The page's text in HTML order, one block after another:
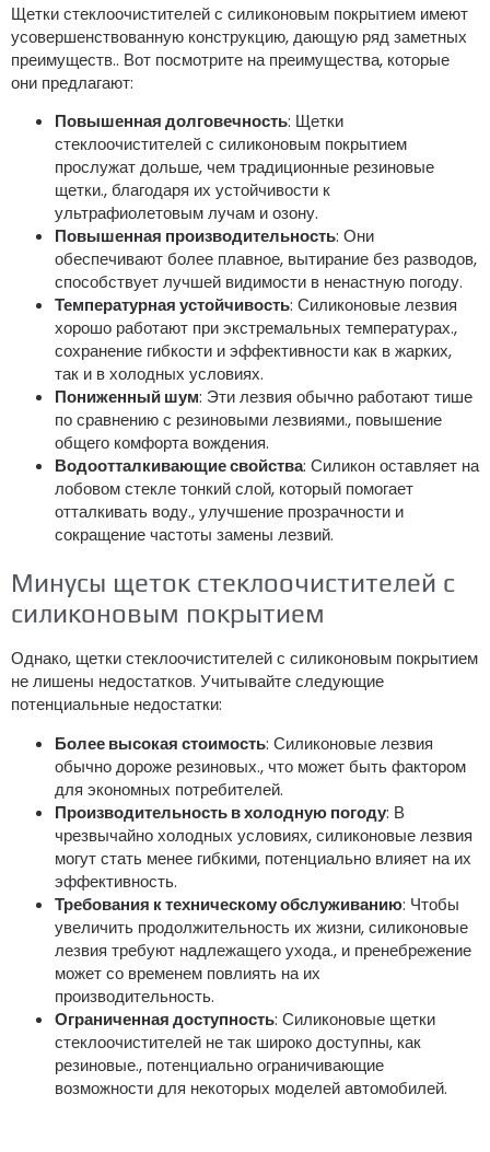
Щетки стеклоочистителей с силиконовым покрытием имеют
усовершенствованную конструкцию, дающую ряд заметных
преимуществ.. Вот посмотрите на преимущества, которые
они предлагают:
Повышенная долговечность: Щетки
стеклоочистителей с силиконовым покрытием
прослужат дольше, чем традиционные резиновые
щетки., благодаря их устойчивости к
ультрафиолетовым лучам и озону.
Повышенная производительность: Они
обеспечивают более плавное, вытирание без разводов,
способствует лучшей видимости в ненастную погоду.
Температурная устойчивость: Силиконовые лезвия
хорошо работают при экстремальных температурах.,
сохранение гибкости и эффективности как в жарких,
так и в холодных условиях.
Пониженный шум: Эти лезвия обычно работают тише
по сравнению с резиновыми лезвиями., повышение
общего комфорта вождения.
Водоотталкивающие свойства: Силикон оставляет на
лобовом стекле тонкий слой, который помогает
отталкивать воду., улучшение прозрачности и
сокращение частоты замены лезвий.
Минусы щеток стеклоочистителей с
силиконовым покрытием
Однако, щетки стеклоочистителей с силиконовым покрытием
не лишены недостатков. Учитывайте следующие
потенциальные недостатки:
Более высокая стоимость: Силиконовые лезвия
обычно дороже резиновых., что может быть фактором
для экономных потребителей.
Производительность в холодную погоду: В
чрезвычайно холодных условиях, силиконовые лезвия
могут стать менее гибкими, потенциально влияет на их
эффективность.
Требования к техническому обслуживанию: Чтобы
увеличить продолжительность их жизни, силиконовые
лезвия требуют надлежащего ухода., и пренебрежение
может со временем повлиять на их
производительность.
Ограниченная доступность: Силиконовые щетки
стеклоочистителей не так широко доступны, как
резиновые., потенциально ограничивающие
возможности для некоторых моделей автомобилей.